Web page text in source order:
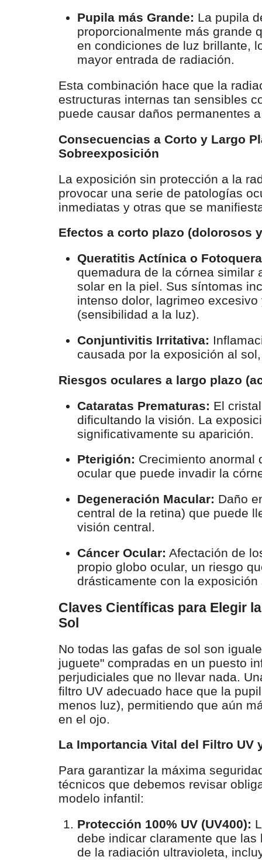
Pupila más Grande: La pupila
proporcionalmente más grande
en condiciones de luz brillante,
mayor entrada de radiación.
Esta combinación hace que la
estructuras internas tan sensibles
puede causar daños permanentes
Consecuencias a Corto y Largo
Sobreexposición
La exposición sin protección a la
provocar una serie de patologías
inmediatas y otras que se
Efectos a corto plazo (dolorosos
Queratitis Actínica o
quemadura de la córnea similar
solar en la piel. Sus síntomas
intenso dolor, lagrimeo excesivo
(sensibilidad a la luz).
Conjuntivitis Irritativa:
causada por la exposición al
Riesgos oculares a largo plazo
Cataratas Prematuras: El
dificultando la visión. La
significativamente su aparición.
Pterigión: Crecimiento anormal
ocular que puede invadir la
Degeneración Macular: Daño
central de la retina) que puede
visión central.
Cáncer Ocular: Afectación de
propio globo ocular, un riesgo
drásticamente con la
Claves Científicas para Elegir
Sol
No todas las gafas de sol son
juguete" compradas en un puesto
perjudiciales que no llevar nada.
filtro UV adecuado hace que la
menos luz), permitiendo que aún
en el ojo.
La Importancia Vital del Filtro UV
Para garantizar la máxima
técnicos que debemos revisar
modelo infantil:
Protección 100% UV (UV400):
debe indicar claramente que
de la radiación ultravioleta,